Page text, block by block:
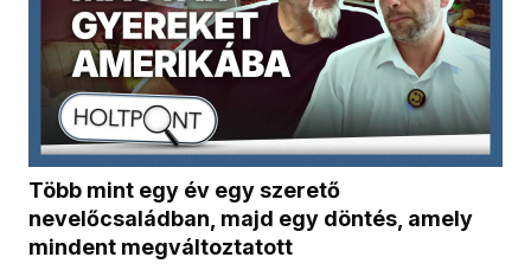
Több mint egy év egy szerető
nevelőcsaládban, majd egy döntés, amely
mindent megváltoztatott